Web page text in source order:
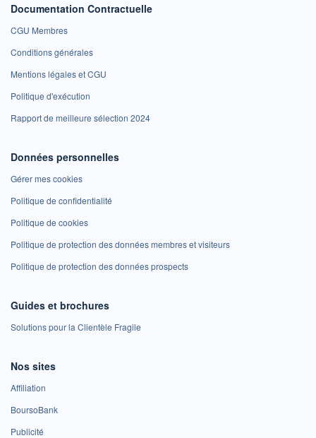
Documentation Contractuelle
CGU Membres
Conditions générales
Mentions légales et CGU
Politique d'exécution
Rapport de meilleure sélection 2024
Données personnelles
Gérer mes cookies
Politique de confidentialité
Politique de cookies
Politique de protection des données membres et visiteurs
Politique de protection des données prospects
Guides et brochures
Solutions pour la Clientèle Fragile
Nos sites
Affiliation
BoursoBank
Publicité